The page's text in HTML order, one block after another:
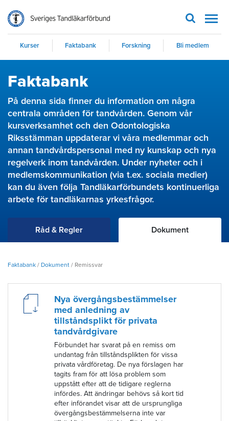
Kurser Faktabank Forskning Bli medlem
Faktabank
På denna sida finner du information om några
centrala områden för tandvården. Genom vår
kursverksamhet och den Odontologiska
Riksstämman uppdaterar vi våra medlemmar och
annan tandvårdspersonal med ny kunskap och nya
regelverk inom tandvården. Under nyheter och i
medlemskommunikation (via t.ex. sociala medier)
kan du även följa Tandläkarförbundets kontinuerliga
arbete för tandläkarnas yrkesfrågor.
Råd & Regler Dokument
Faktabank / Dokument / Remissvar
Nya övergångsbestämmelser
med anledning av
tillståndsplikt för privata
tandvårdgivare
Förbundet har svarat på en remiss om
undantag från tillståndsplikten för vissa
privata vårdföretag. De nya förslagen har
tagits fram för att lösa problem som
uppstått efter att de tidigare reglerna
infördes. Att ändringar behövs så kort tid
efter införandet visar att de ursprungliga
övergångsbestämmelserna inte var